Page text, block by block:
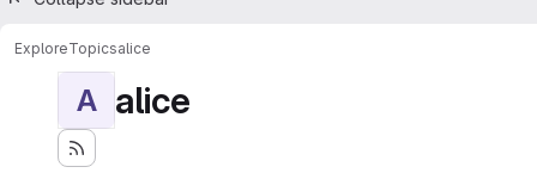
ExploreTopicsalice
A alice